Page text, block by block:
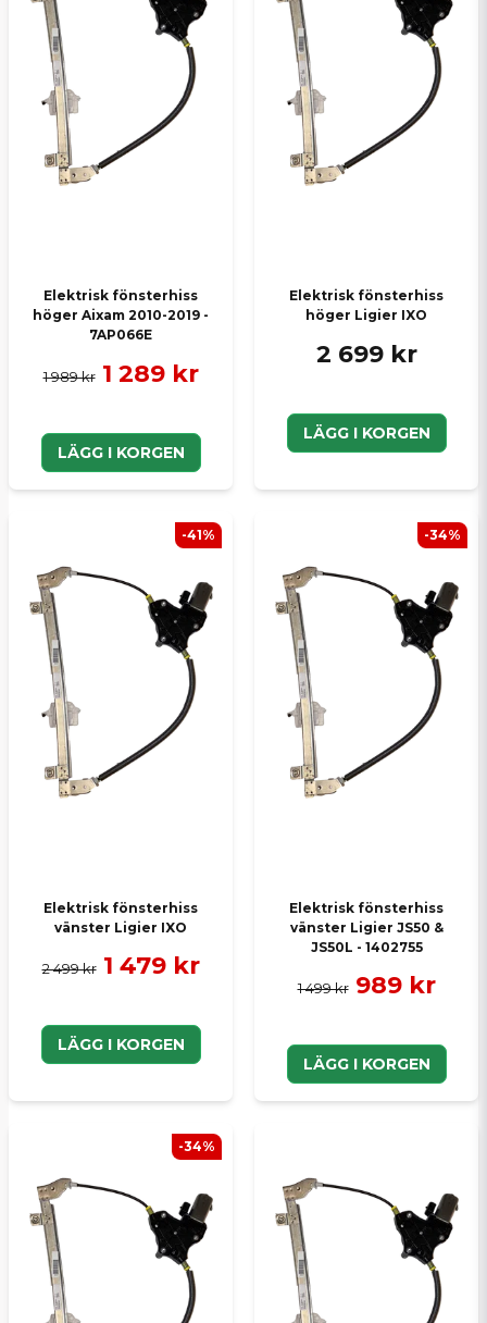
Elektrisk fönsterhiss
höger Aixam 2010-2019 -
7AP066E
1 989 kr 1 289 kr
LÄGG I KORGEN
Elektrisk fönsterhiss
höger Ligier IXO
2 699 kr
LÄGG I KORGEN
Elektrisk fönsterhiss
vänster Ligier IXO
2 499 kr 1 479 kr
LÄGG I KORGEN
-41%
Elektrisk fönsterhiss
vänster Ligier JS50 &
JS50L - 1402755
1 499 kr 989 kr
LÄGG I KORGEN
-34%
-34%
:namn frågade för 2 år sedan
YDY961 Passar??
Butiken svarade
Hej Tobias,
Denna passar inte men återkoppla gärna med
vilken sida du behöver, så kan jag ge dig ett
prisförslag på den fönsterhissen du behöver.
Skicka en fråga